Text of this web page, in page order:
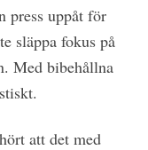
press uppåt för
släppa fokus på
Med bibehållna
att det med